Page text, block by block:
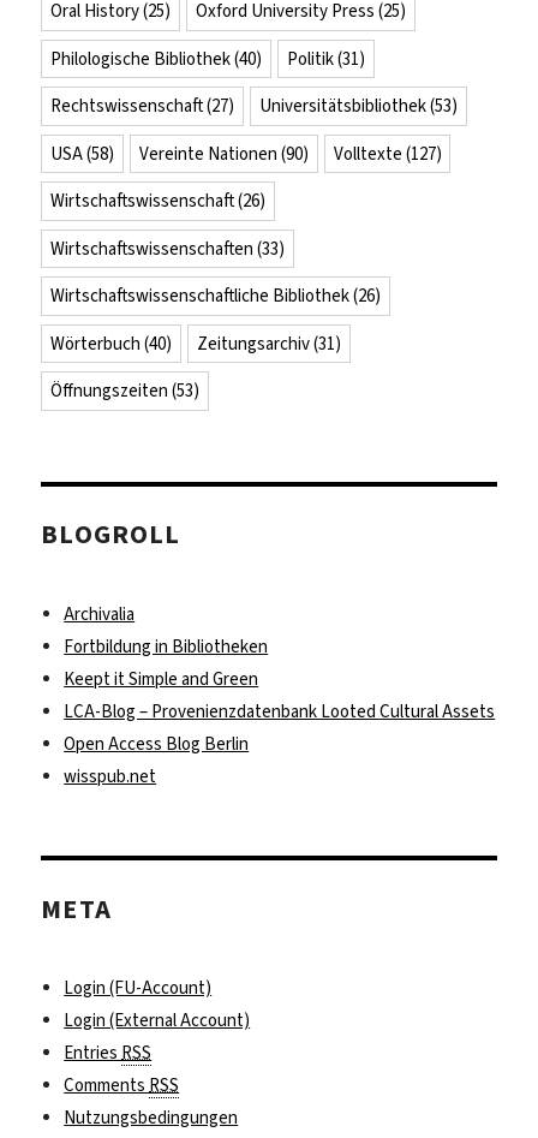
Oral History(25) Oxford University Press (25)
Philologische Bibliothek(40) Politik(31)
Rechtswissenschaft(27) Universitätsbibliothek(53)
USA(58) Vereinte Nationen (90) Volltexte (127)
Wirtschaftswissenschaft(26)
Wirtschaftswissenschaften (33)
Wirtschaftswissenschaftliche Bibliothek(26)
Wörterbuch (40) Zeitungsarchiv(31)
Öffnungszeiten (53)
BLOGROLL
Archivalia
Fortbildung in Bibliotheken
Keept it Simple and Green
LCA-Blog – Provenienzdatenbank Looted Cultural Assets
Open Access Blog Berlin
wisspub.net
META
Login (FU-Account)
Login (External Account)
EntriesRSS
CommentsRSS
Nutzungsbedingungen